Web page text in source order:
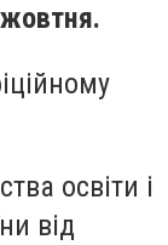
.
освіти і
від